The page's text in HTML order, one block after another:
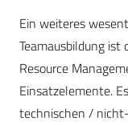
Ein weiteres
Teamausbildung ist
Resource
Einsatzelemente.
technischen /